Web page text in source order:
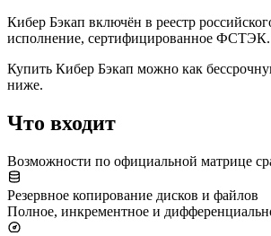
Кибер Бэкап включён в реестр
исполнение, сертифицированное ФСТЭК.
Купить Кибер Бэкап можно как
ниже.
Что входит
Возможности по официальной матрице
Резервное копирование дисков и файлов
Полное, инкрементное и